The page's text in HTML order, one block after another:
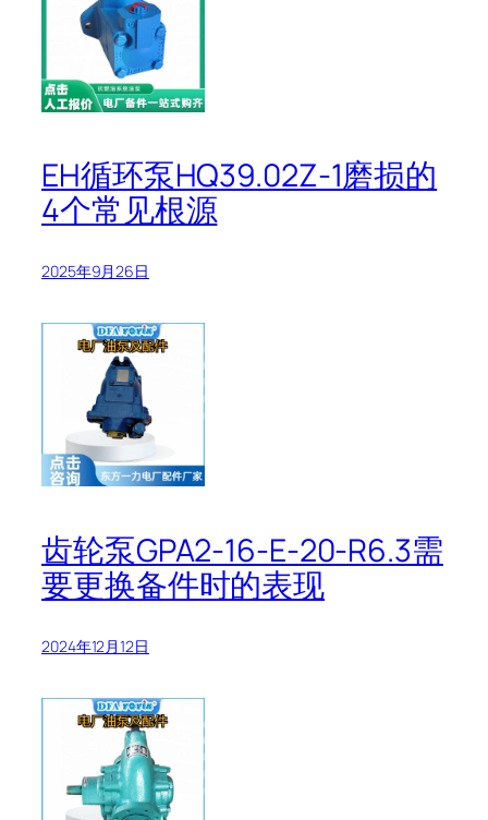
EH循环泵HQ39.02Z-1磨损的
4个常见根源
2025年9月26日
齿轮泵GPA2-16-E-20-R6.3需
要更换备件时的表现
2024年12月12日